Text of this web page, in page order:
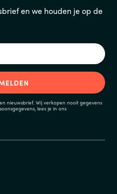
en we houden je op de
nieuwsbrief. Wij verkopen nooit gegevens
lees je in ons